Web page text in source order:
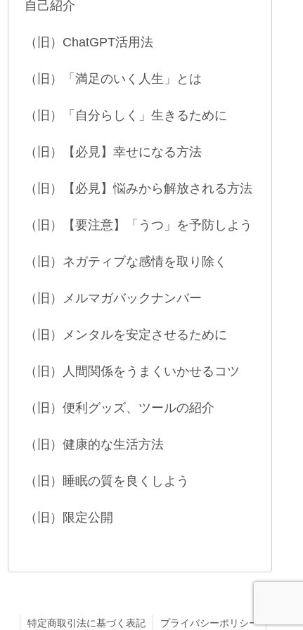
自己紹介
（旧）ChatGPT活用法
（旧）「満足のいく人生」とは
（旧）「自分らしく」生きるために
（旧）【必見】幸せになる方法
（旧）【必見】悩みから解放される方法
（旧）【要注意】「うつ」を予防しよう
（旧）ネガティブな感情を取り除く
（旧）メルマガバックナンバー
（旧）メンタルを安定させるために
（旧）人間関係をうまくいかせるコツ
（旧）便利グッズ、ツールの紹介
（旧）健康的な生活方法
（旧）睡眠の質を良くしよう
（旧）限定公開
特定商取引法に基づく表記 プライバシーポリシー